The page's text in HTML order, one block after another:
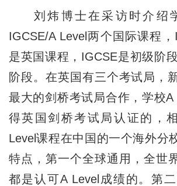
刘炜博士在采访时介绍
IGCSE/A Level两个国际课程，
是英国课程，IGCSE是初级阶
阶段。在英国有三个考试局，
最大的剑桥考试局合作，学校A
得英国剑桥考试局认证的，
Level课程在中国的一个海外分
特点，第一个全球通用，全世
都是认可A Level成绩的。第